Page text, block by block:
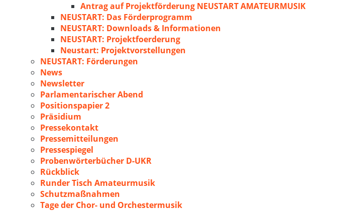
Antrag auf Projektförderung NEUSTART AMATEURMUSIK
NEUSTART: Das Förderprogramm
NEUSTART: Downloads & Informationen
NEUSTART: Projektfoerderung
Neustart: Projektvorstellungen
NEUSTART: Förderungen
News
Newsletter
Parlamentarischer Abend
Positionspapier 2
Präsidium
Pressekontakt
Pressemitteilungen
Pressespiegel
Probenwörterbücher D-UKR
Rückblick
Runder Tisch Amateurmusik
Schutzmaßnahmen
Tage der Chor- und Orchestermusik